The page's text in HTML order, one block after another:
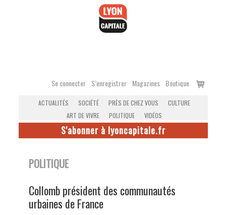
Se connecter S’enregistrer Magazines Boutique
Voir
ACTUALITÉS SOCIÉTÉ PRÈS DE CHEZ VOUS
CULTURE
ART DE VIVRE
POLITIQUE VIDÉOS
S'abonner à lyoncapitale.fr
POLITIQUE
Collomb président des communautés
urbaines de France